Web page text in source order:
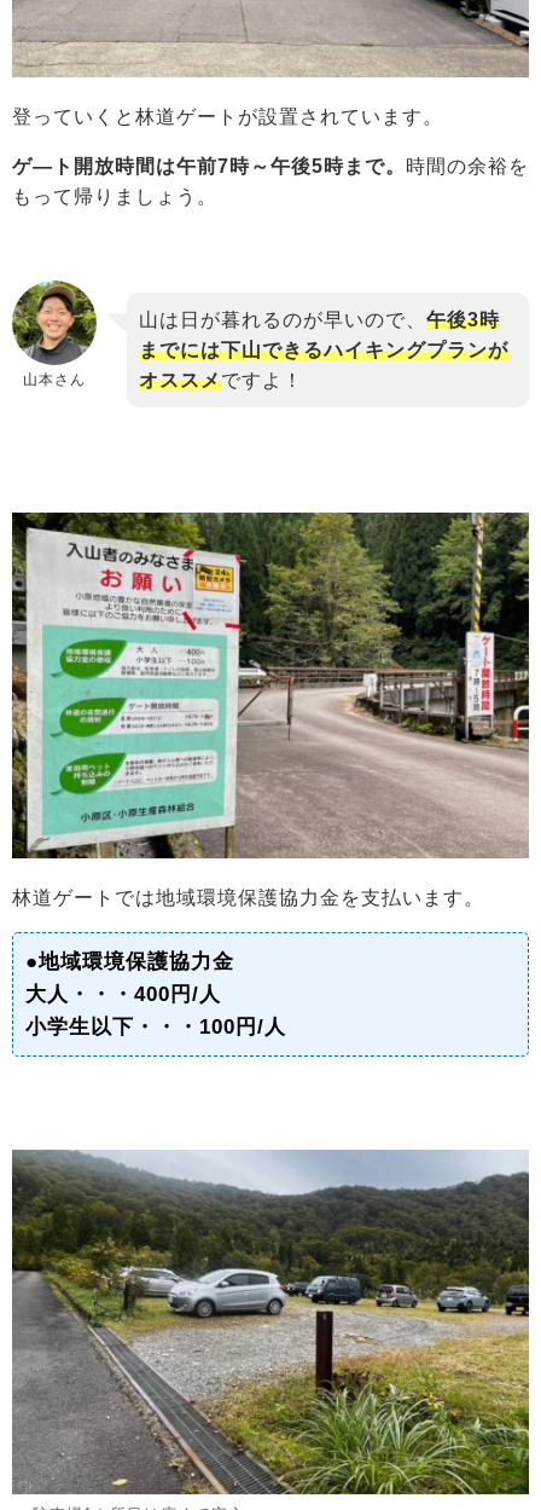
登っていくと林道ゲートが設置されています。
ゲ―ト開放時間は午前7時～午後5時まで。 時間の余裕を
もって帰りましょう。
山本さん
山は日が暮れるのが早いので、 午後3時
までには下山できるハイキングプランが
オススメですよ！
林道ゲートでは地域環境保護協力金を支払います。
●地域環境保護協力金
大人・・・400円/人
小学生以下・・・100円/人